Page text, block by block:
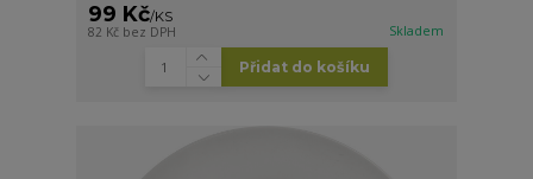
99 Kč/KS
82 Kč bez DPH Skladem
Přidat do košíku